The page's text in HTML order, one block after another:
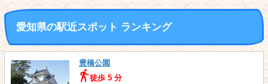
愛知県の駅近スポット ランキング
豊橋公園
徒歩 5 分